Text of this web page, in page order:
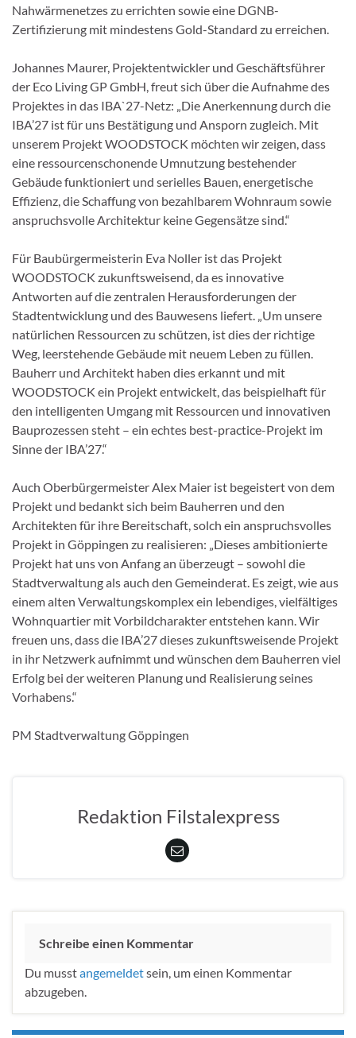
Nahwärmenetzes zu errichten sowie eine DGNB-
Zertifizierung mit mindestens Gold-Standard zu erreichen.
Johannes Maurer, Projektentwickler und Geschäftsführer
der Eco Living GP GmbH, freut sich über die Aufnahme des
Projektes in das IBA`27-Netz: „Die Anerkennung durch die
IBA’27 ist für uns Bestätigung und Ansporn zugleich. Mit
unserem Projekt WOODSTOCK möchten wir zeigen, dass
eine ressourcenschonende Umnutzung bestehender
Gebäude funktioniert und serielles Bauen, energetische
Effizienz, die Schaffung von bezahlbarem Wohnraum sowie
anspruchsvolle Architektur keine Gegensätze sind.“
Für Baubürgermeisterin Eva Noller ist das Projekt
WOODSTOCK zukunftsweisend, da es innovative
Antworten auf die zentralen Herausforderungen der
Stadtentwicklung und des Bauwesens liefert. „Um unsere
natürlichen Ressourcen zu schützen, ist dies der richtige
Weg, leerstehende Gebäude mit neuem Leben zu füllen.
Bauherr und Architekt haben dies erkannt und mit
WOODSTOCK ein Projekt entwickelt, das beispielhaft für
den intelligenten Umgang mit Ressourcen und innovativen
Bauprozessen steht – ein echtes best-practice-Projekt im
Sinne der IBA’27.“
Auch Oberbürgermeister Alex Maier ist begeistert von dem
Projekt und bedankt sich beim Bauherren und den
Architekten für ihre Bereitschaft, solch ein anspruchsvolles
Projekt in Göppingen zu realisieren: „Dieses ambitionierte
Projekt hat uns von Anfang an überzeugt – sowohl die
Stadtverwaltung als auch den Gemeinderat. Es zeigt, wie aus
einem alten Verwaltungskomplex ein lebendiges, vielfältiges
Wohnquartier mit Vorbildcharakter entstehen kann. Wir
freuen uns, dass die IBA’27 dieses zukunftsweisende Projekt
in ihr Netzwerk aufnimmt und wünschen dem Bauherren viel
Erfolg bei der weiteren Planung und Realisierung seines
Vorhabens.“
PM Stadtverwaltung Göppingen
Redaktion Filstalexpress
Schreibe einen Kommentar
Du musstangemeldetsein, um einen Kommentar
abzugeben.